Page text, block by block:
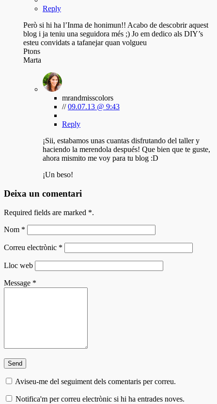
Reply
Però si hi ha l’Inma de honimun!! Acabo de descobrir aquest
blog i ja teniu una seguidora més ;) Jo em dedico als DIY’s
esteu convidats a tafanejar quan volgueu
Ptons
Marta
mrandmisscolors
//09.07.13 @ 9:43
Reply
¡Sii, estabamos unas cuantas disfrutando del taller y
haciendo la merendola después! Que bien que te guste,
ahora mismito me voy para tu blog :D
¡Un beso!
Deixa un comentari
Required fields are marked *.
Nom *
Correu electrònic *
Lloc web
Message *
Aviseu-me del seguiment dels comentaris per correu.
Notifica'm per correu electrònic si hi ha entrades noves.